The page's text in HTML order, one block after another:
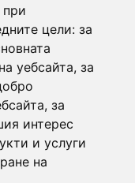
цели: за
уебсайта, за
, за
интерес
и услуги
на